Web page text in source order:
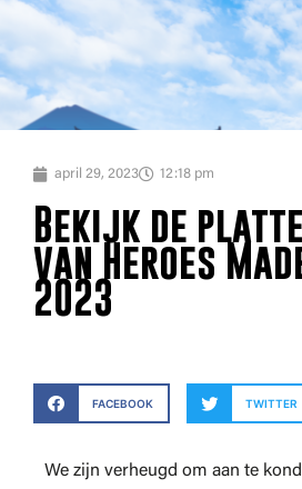
april 29, 2023 12:18 pm
Bekijk de
van Heroes
2023
FACEBOOK TWITTER
We zijn verheugd om aan te